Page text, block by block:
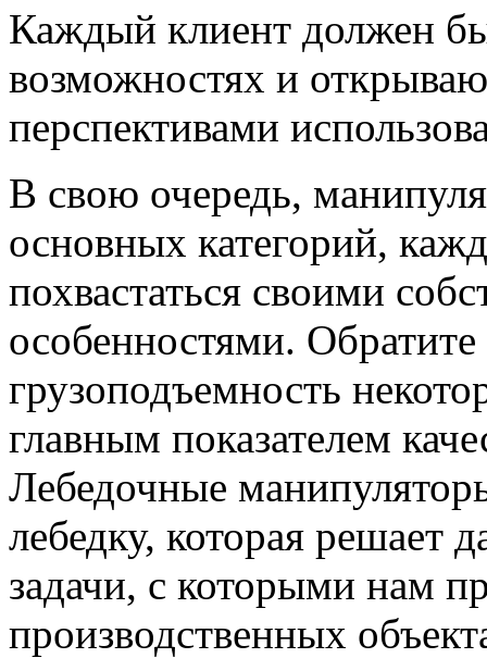
Каждый клиент должен
возможностях и
перспективами
В свою очередь,
основных категорий,
похвастаться своими
особенностями.
грузоподъемность
главным показателем
Лебедочные
лебедку, которая решает
задачи, с которыми нам
производственных